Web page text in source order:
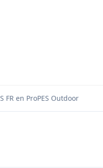
FR en ProPES Outdoor